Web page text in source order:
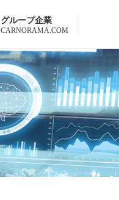
グループ企業
CARNORAMA.COM